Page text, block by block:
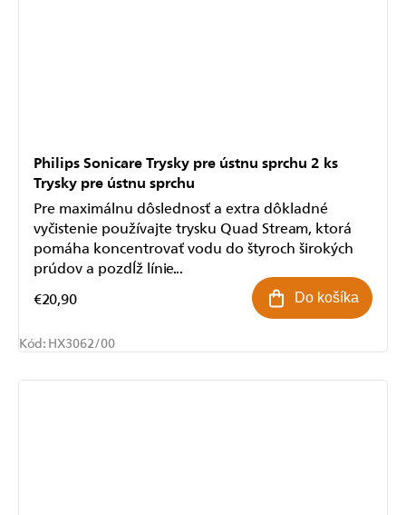
Philips Sonicare Trysky pre ústnu sprchu 2 ks
Trysky pre ústnu sprchu
€20,90 Do košíka
Pre maximálnu dôslednosť a extra dôkladné
vyčistenie používajte trysku Quad Stream, ktorá
pomáha koncentrovať vodu do štyroch širokých
prúdov a pozdĺž línie...
Kód: HX3062/00